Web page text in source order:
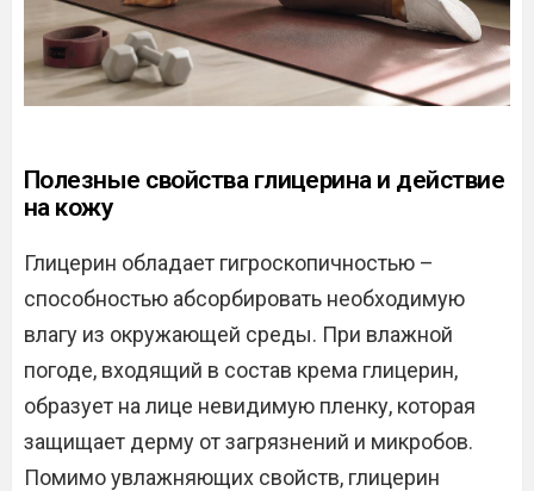
Полезные свойства глицерина и действие
на кожу
Глицерин обладает гигроскопичностью –
способностью абсорбировать необходимую
влагу из окружающей среды. При влажной
погоде, входящий в состав крема глицерин,
образует на лице невидимую пленку, которая
защищает дерму от загрязнений и микробов.
Помимо увлажняющих свойств, глицерин